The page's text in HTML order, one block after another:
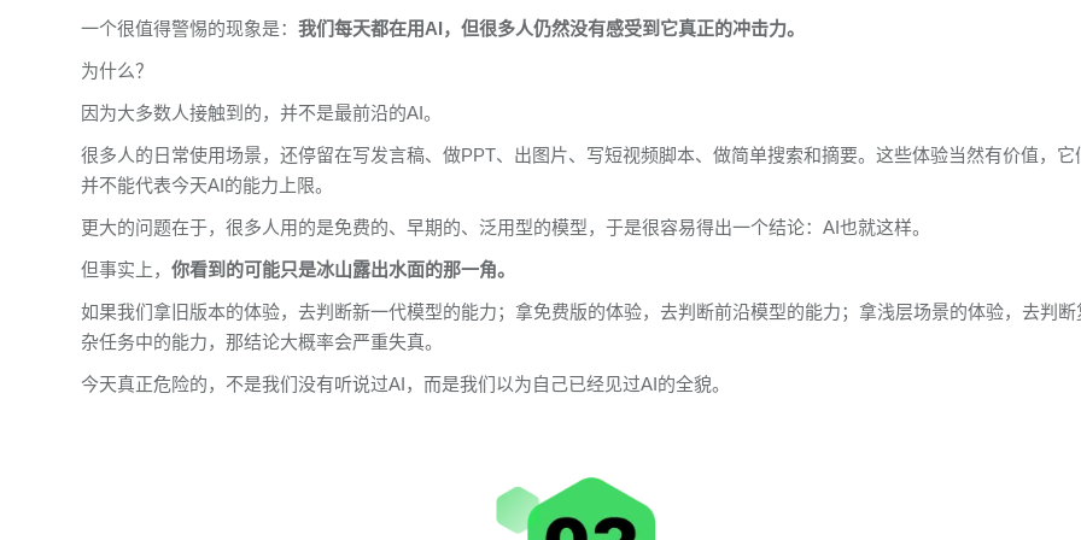
一个很值得警惕的现象是：我们每天都在用AI，但很多人仍然没有感受到它真正的冲击力。
为什么？
因为大多数人接触到的，并不是最前沿的AI。
很多人的日常使用场景，还停留在写发言稿、做PPT、出图片、写短视频脚本、做简单搜索和摘要。这些体验当然有价值，它
并不能代表今天AI的能力上限。
更大的问题在于，很多人用的是免费的、早期的、泛用型的模型，于是很容易得出一个结论：AI也就这样。
但事实上，你看到的可能只是冰山露出水面的那一角。
如果我们拿旧版本的体验，去判断新一代模型的能力；拿免费版的体验，去判断前沿模型的能力；拿浅层场景的体验，去判断
杂任务中的能力，那结论大概率会严重失真。
今天真正危险的，不是我们没有听说过AI，而是我们以为自己已经见过AI的全貌。